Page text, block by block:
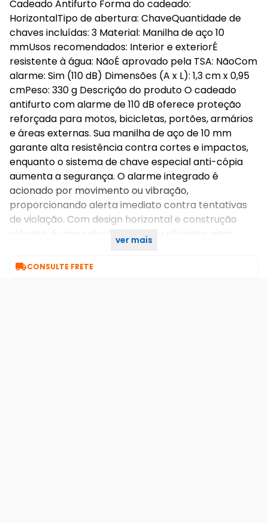
Cadeado Antifurto Forma do cadeado:
HorizontalTipo de abertura: ChaveQuantidade de
chaves incluídas: 3 Material: Manilha de aço 10
mmUsos recomendados: Interior e exteriorÉ
resistente à água: NãoÉ aprovado pela TSA: NãoCom
alarme: Sim (110 dB) Dimensões (A x L): 1,3 cm x 0,95
cmPeso: 330 g Descrição do produto O cadeado
antifurto com alarme de 110 dB oferece proteção
reforçada para motos, bicicletas, portões, armários
e áreas externas. Sua manilha de aço de 10 mm
garante alta resistência contra cortes e impactos,
enquanto o sistema de chave especial anti-cópia
aumenta a segurança. O alarme integrado é
acionado por movimento ou vibração,
proporcionando alerta imediato contra tentativas
de violação. Com design horizontal e construção
robusta, é uma solução prática e eficiente para
ver mais
CONSULTE FRETE